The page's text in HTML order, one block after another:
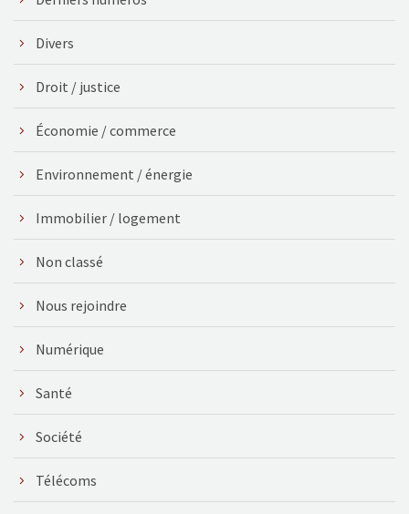
Divers
Droit / justice
Économie / commerce
Environnement / énergie
Immobilier / logement
Non classé
Nous rejoindre
Numérique
Santé
Société
Télécoms